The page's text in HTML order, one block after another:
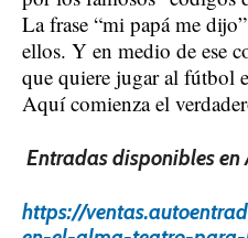
La frase “mi papá me
ellos. Y en medio de ese
que quiere jugar al fútbol
Aquí comienza el
Entradas disponibles en
https://